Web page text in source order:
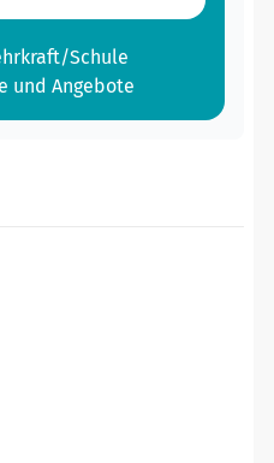
Schule
und Angebote